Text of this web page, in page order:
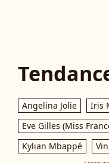
Angelina Jolie Iris
Eve Gilles (Miss
Kylian Mbappé